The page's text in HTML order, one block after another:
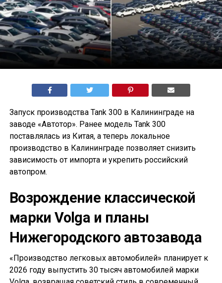
Запуск производства Tank 300 в Калининграде на
заводе «Автотор». Ранее модель Tank 300
поставлялась из Китая, а теперь локальное
производство в Калининграде позволяет снизить
зависимость от импорта и укрепить российский
автопром.
Возрождение классической
марки Volga и планы
Нижегородского автозавода
«Производство легковых автомобилей» планирует к
2026 году выпустить 30 тысяч автомобилей марки